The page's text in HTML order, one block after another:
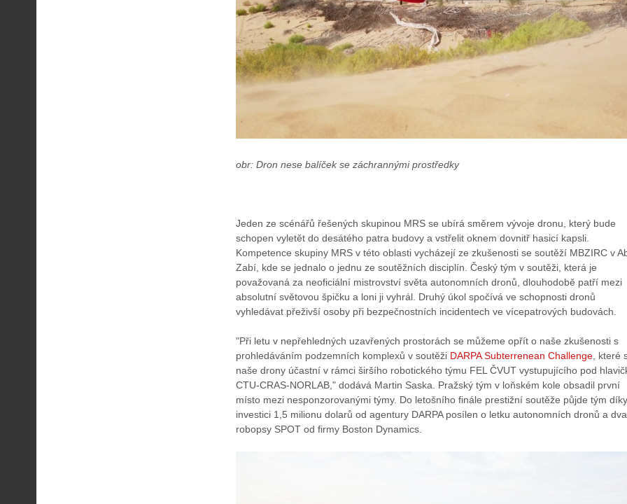
obr: Dron nese balíček se záchrannými prostředky
Jeden ze scénářů řešených skupinou MRS se ubírá směrem vývoje dronu, který bude
schopen vyletět do desátého patra budovy a vstřelit oknem dovnitř hasicí kapsli.
Kompetence skupiny MRS v této oblasti vycházejí ze zkušenosti se soutěží MBZIRC v
Zabí, kde se jednalo o jednu ze soutěžních disciplín. Český tým v soutěži, která je
považovaná za neoficiální mistrovství světa autonomních dronů, dlouhodobě patří mezi
absolutní světovou špičku a loni ji vyhrál. Druhý úkol spočívá ve schopnosti dronů
vyhledávat přeživší osoby při bezpečnostních incidentech ve vícepatrových budovách.
"Při letu v nepřehledných uzavřených prostorách se můžeme opřít o naše zkušenosti s
prohledáváním podzemních komplexů v soutěži DARPA Subterrenean Challenge , které
naše drony účastní v rámci širšího robotického týmu FEL ČVUT vystupujícího pod
CTU-CRAS-NORLAB," dodává Martin Saska. Pražský tým v loňském kole obsadil první
místo mezi nesponzorovanými týmy. Do letošního finále prestižní soutěže půjde tým díky
investici 1,5 milionu dolarů od agentury DARPA posílen o letku autonomních dronů a dva
robopsy SPOT od firmy Boston Dynamics.